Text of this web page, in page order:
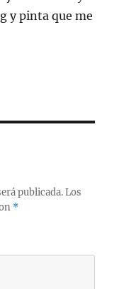
y pinta que me
publicada. Los
*